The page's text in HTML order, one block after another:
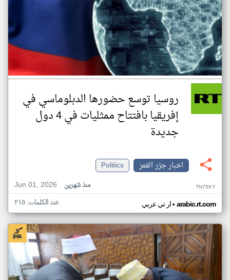
روسيا توسع حضورها الدبلوماسي في
إفريقيا بافتتاح ممثليات في 4 دول
جديدة
اخبار جزر القمر
Politics
Jun 01, 2026
منذ شهرين TN75KY
ار تي عربي• arabic.rt.com عدد الكلمات: ٢١٥